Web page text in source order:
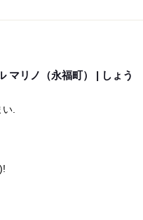
マリノ（永福町） | しょう
い.